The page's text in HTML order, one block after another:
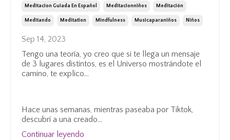
Meditacion Guiada En Español Meditacionniños Meditación
Meditando Meditation Mindfulness Musicaparaniños Niños
Sep 14, 2023
Tengo una teoría, yo creo que si te llega un mensaje
de 3 lugares distintos, es el Universo mostrándote el
camino, te explico…
Hace unas semanas, mientras paseaba por Tiktok,
descubrí a una creado...
Continuar leyendo